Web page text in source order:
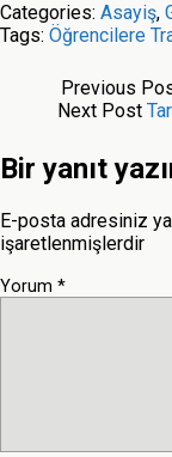
Categories: Asayiş,
Tags: Öğrencilere
Previous
Next Post
Bir yanıt
E-posta adresiniz
işaretlenmişlerdir
Yorum *